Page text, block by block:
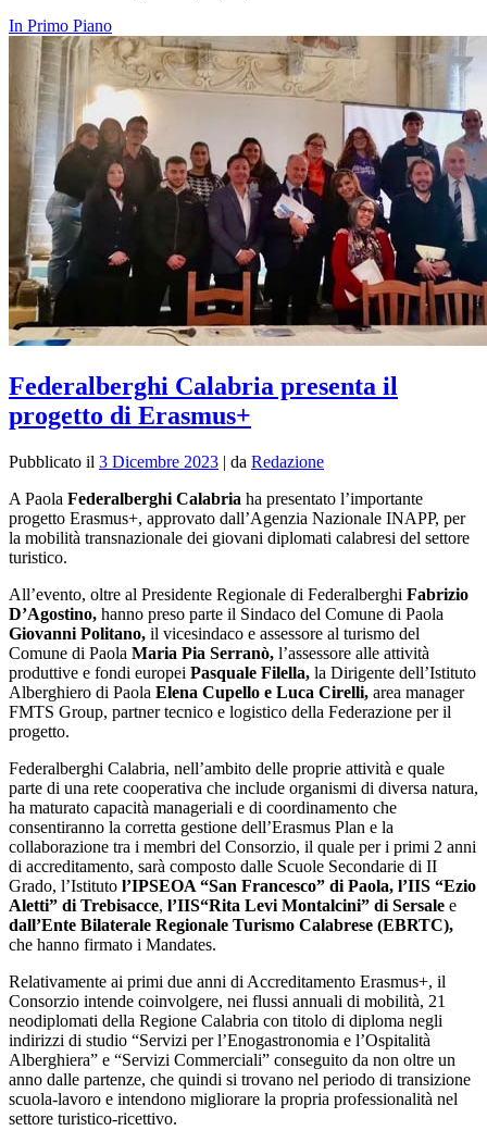
In Primo Piano
Federalberghi Calabria presenta il
progetto di Erasmus+
Pubblicato il 3 Dicembre 2023 | da Redazione
A Paola Federalberghi Calabria ha presentato l’importante
progetto Erasmus+, approvato dall’Agenzia Nazionale INAPP, per
la mobilità transnazionale dei giovani diplomati calabresi del settore
turistico.
All’evento, oltre al Presidente Regionale di Federalberghi Fabrizio
D’Agostino, hanno preso parte il Sindaco del Comune di Paola
Giovanni Politano, il vicesindaco e assessore al turismo del
Comune di Paola Maria Pia Serranò, l’assessore alle attività
produttive e fondi europei Pasquale Filella, la Dirigente dell’Istituto
Alberghiero di Paola Elena Cupello e Luca Cirelli, area manager
FMTS Group, partner tecnico e logistico della Federazione per il
progetto.
Federalberghi Calabria, nell’ambito delle proprie attività e quale
parte di una rete cooperativa che include organismi di diversa natura,
ha maturato capacità manageriali e di coordinamento che
consentiranno la corretta gestione dell’Erasmus Plan e la
collaborazione tra i membri del Consorzio, il quale per i primi 2 anni
di accreditamento, sarà composto dalle Scuole Secondarie di II
Grado, l’Istituto l’IPSEOA “San Francesco” di Paola, l’IIS “Ezio
Aletti” di Trebisacce, l’IIS“Rita Levi Montalcini” di Sersale e
dall’Ente Bilaterale Regionale Turismo Calabrese (EBRTC),
che hanno firmato i Mandates.
Relativamente ai primi due anni di Accreditamento Erasmus+, il
Consorzio intende coinvolgere, nei flussi annuali di mobilità, 21
neodiplomati della Regione Calabria con titolo di diploma negli
indirizzi di studio “Servizi per l’Enogastronomia e l’Ospitalità
Alberghiera” e “Servizi Commerciali” conseguito da non oltre un
anno dalle partenze, che quindi si trovano nel periodo di transizione
scuola-lavoro e intendono migliorare la propria professionalità nel
settore turistico-ricettivo.